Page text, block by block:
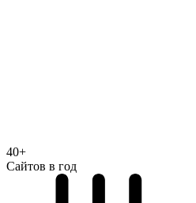
40+
Сайтов в год